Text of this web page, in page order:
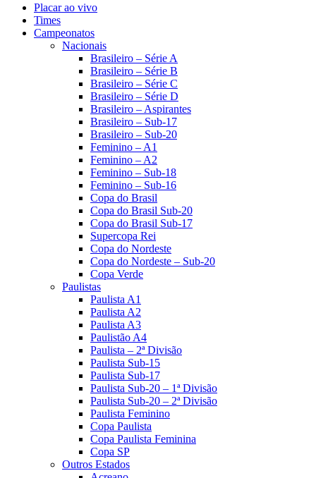
Placar ao vivo
Times
Campeonatos
Nacionais
Brasileiro – Série A
Brasileiro – Série B
Brasileiro – Série C
Brasileiro – Série D
Brasileiro – Aspirantes
Brasileiro – Sub-17
Brasileiro – Sub-20
Feminino – A1
Feminino – A2
Feminino – Sub-18
Feminino – Sub-16
Copa do Brasil
Copa do Brasil Sub-20
Copa do Brasil Sub-17
Supercopa Rei
Copa do Nordeste
Copa do Nordeste – Sub-20
Copa Verde
Paulistas
Paulista A1
Paulista A2
Paulista A3
Paulistão A4
Paulista – 2ª Divisão
Paulista Sub-15
Paulista Sub-17
Paulista Sub-20 – 1ª Divisão
Paulista Sub-20 – 2ª Divisão
Paulista Feminino
Copa Paulista
Copa Paulista Feminina
Copa SP
Outros Estados